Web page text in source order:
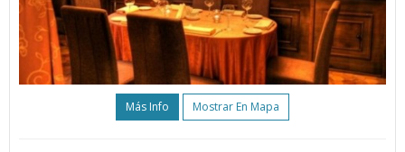
Más Info Mostrar En Mapa